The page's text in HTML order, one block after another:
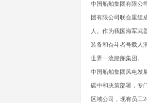
中国船舶集团有限公
团有限公司联合重组
人。作为我国海军武
装备和奋斗者号载人
世界一流船舶集团。
中国船舶集团风电发
碳中和决策部署，专
区域公司，现有员工